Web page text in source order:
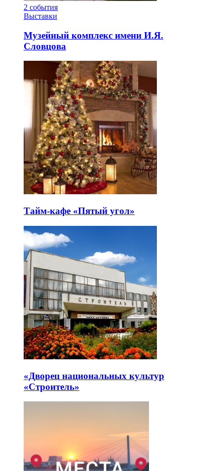
2 события
Выставки
Музейный комплекс имени И.Я.
Словцова
Тайм-кафе «Пятый угол»
«Дворец национальных культур
«Строитель»